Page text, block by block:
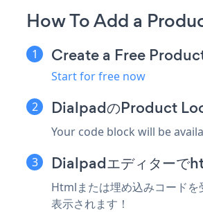
How To Add a
Create a Free
Start for free now
DialpadのProduct
Your code block will be
Dialpadエディターで
Htmlまたは埋め込みコード
表示されます！